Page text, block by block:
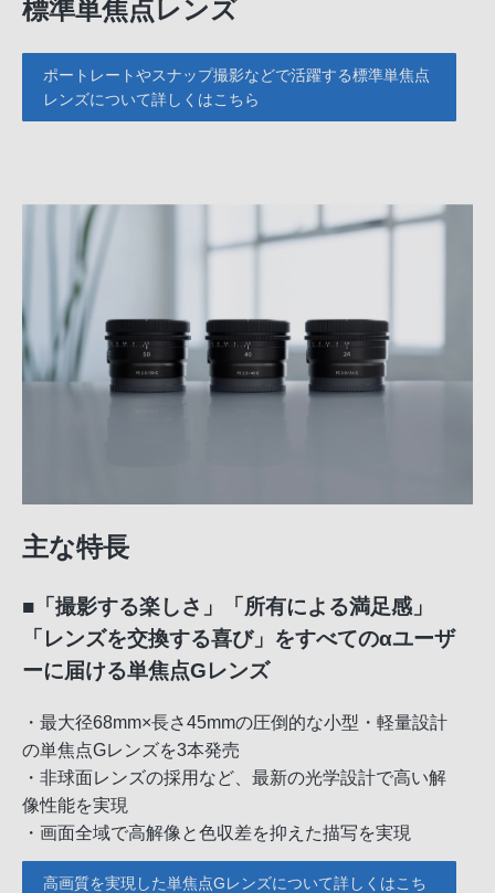
標準単焦点レンズ
ポートレートやスナップ撮影などで活躍する標準単焦点
レンズについて詳しくはこちら
主な特長
■「撮影する楽しさ」「所有による満足感」
「レンズを交換する喜び」をすべてのαユーザ
ーに届ける単焦点Gレンズ
・最大径68mm×長さ45mmの圧倒的な小型・軽量設計
の単焦点Gレンズを3本発売
・非球面レンズの採用など、最新の光学設計で高い解
像性能を実現
・画面全域で高解像と色収差を抑えた描写を実現
高画質を実現した単焦点Gレンズについて詳しくはこち